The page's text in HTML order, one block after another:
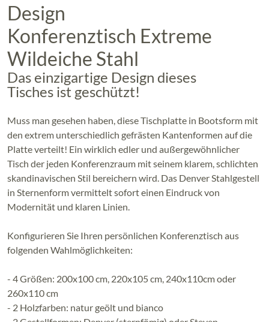
Design
Konferenztisch Extreme
Wildeiche Stahl
Das einzigartige Design dieses
Tisches ist geschützt!
Muss man gesehen haben, diese Tischplatte in Bootsform mit
den extrem unterschiedlich gefrästen Kantenformen auf die
Platte verteilt! Ein wirklich edler und außergewöhnlicher
Tisch der jeden Konferenzraum mit seinem klarem, schlichten
skandinavischen Stil bereichern wird. Das Denver Stahlgestell
in Sternenform vermittelt sofort einen Eindruck von
Modernität und klaren Linien.
Konfigurieren Sie Ihren persönlichen Konferenztisch aus
folgenden Wahlmöglichkeiten:
- 4 Größen: 200x100 cm, 220x105 cm, 240x110cm oder
260x110 cm
- 2 Holzfarben: natur geölt und bianco